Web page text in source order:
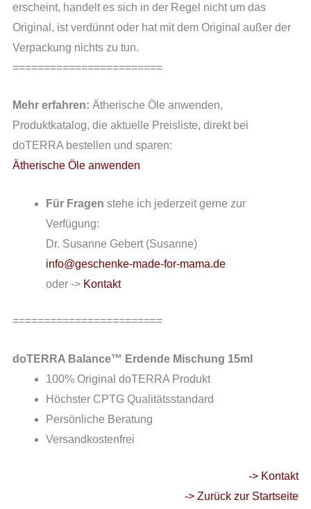
erscheint, handelt es sich in der Regel nicht um das
Original, ist verdünnt oder hat mit dem Original außer der
Verpackung nichts zu tun.
========================
Mehr erfahren: Ätherische Öle anwenden,
Produktkatalog, die aktuelle Preisliste, direkt bei
doTERRA bestellen und sparen:
Ätherische Öle anwenden
Für Fragen stehe ich jederzeit gerne zur
Verfügung:
Dr. Susanne Gebert (Susanne)
info@geschenke-made-for-mama.de
oder -> Kontakt
========================
doTERRA Balance™ Erdende Mischung 15ml
100% Original doTERRA Produkt
Höchster CPTG Qualitätsstandard
Persönliche Beratung
Versandkostenfrei
-> Kontakt
-> Zurück zur Startseite